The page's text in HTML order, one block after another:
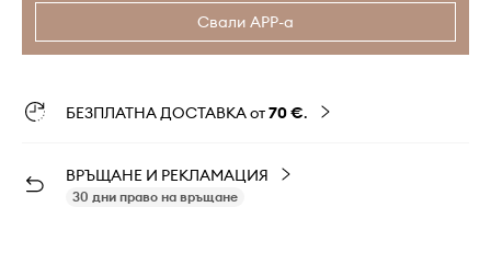
Свали APP-а
БЕЗПЛАТНА ДОСТАВКА от70 €.
ВРЪЩАНЕ И РЕКЛАМАЦИЯ
30 дни право на връщане